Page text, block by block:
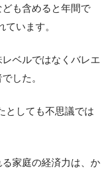
も含めると年間で
います。
ベルではなくバレエ
した。
としても不思議では
家庭の経済力は、か